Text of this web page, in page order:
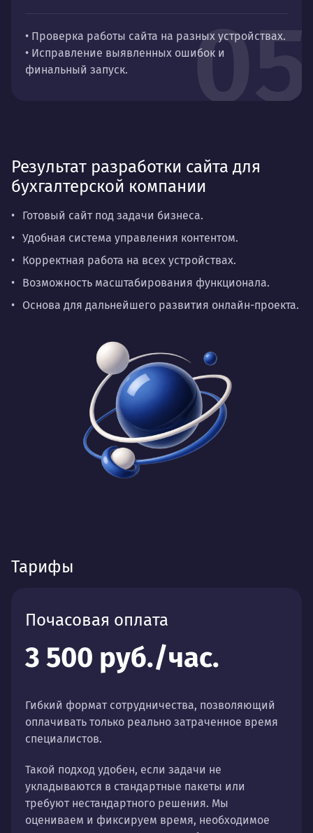
05
• Проверка работы сайта на разных устройствах.
• Исправление выявленных ошибок и
финальный запуск.
Результат разработки сайта для
бухгалтерской компании
Готовый сайт под задачи бизнеса.
Удобная система управления контентом.
Корректная работа на всех устройствах.
Возможность масштабирования функционала.
Основа для дальнейшего развития онлайн-проекта.
Тарифы
Почасовая оплата
3 500 руб./час.
Гибкий формат сотрудничества, позволяющий
оплачивать только реально затраченное время
специалистов.
Такой подход удобен, если задачи не
укладываются в стандартные пакеты или
требуют нестандартного решения. Мы
оцениваем и фиксируем время, необходимое